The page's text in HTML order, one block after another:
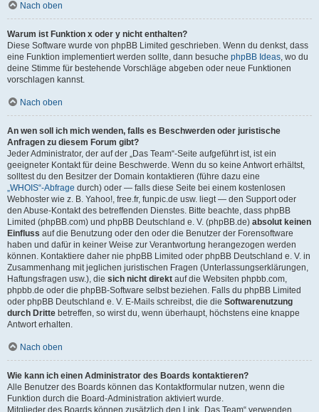
Nach oben
Warum ist Funktion x oder y nicht enthalten?
Diese Software wurde von phpBB Limited geschrieben. Wenn du denkst, dass
eine Funktion implementiert werden sollte, dann besuche phpBB Ideas, wo du
deine Stimme für bestehende Vorschläge abgeben oder neue Funktionen
vorschlagen kannst.
Nach oben
An wen soll ich mich wenden, falls es Beschwerden oder juristische
Anfragen zu diesem Forum gibt?
Jeder Administrator, der auf der „Das Team“-Seite aufgeführt ist, ist ein
geeigneter Kontakt für deine Beschwerde. Wenn du so keine Antwort erhältst,
solltest du den Besitzer der Domain kontaktieren (führe dazu eine
„WHOIS“-Abfrage durch) oder — falls diese Seite bei einem kostenlosen
Webhoster wie z. B. Yahoo!, free.fr, funpic.de usw. liegt — den Support oder
den Abuse-Kontakt des betreffenden Dienstes. Bitte beachte, dass phpBB
Limited (phpBB.com) und phpBB Deutschland e. V. (phpBB.de) absolut keinen
Einfluss auf die Benutzung oder den oder die Benutzer der Forensoftware
haben und dafür in keiner Weise zur Verantwortung herangezogen werden
können. Kontaktiere daher nie phpBB Limited oder phpBB Deutschland e. V. in
Zusammenhang mit jeglichen juristischen Fragen (Unterlassungserklärungen,
Haftungsfragen usw.), die sich nicht direkt auf die Websiten phpbb.com,
phpbb.de oder die phpBB-Software selbst beziehen. Falls du phpBB Limited
oder phpBB Deutschland e. V. E-Mails schreibst, die die Softwarenutzung
durch Dritte betreffen, so wirst du, wenn überhaupt, höchstens eine knappe
Antwort erhalten.
Nach oben
Wie kann ich einen Administrator des Boards kontaktieren?
Alle Benutzer des Boards können das Kontaktformular nutzen, wenn die
Funktion durch die Board-Administration aktiviert wurde.
Mitglieder des Boards können zusätzlich den Link „Das Team“ verwenden.